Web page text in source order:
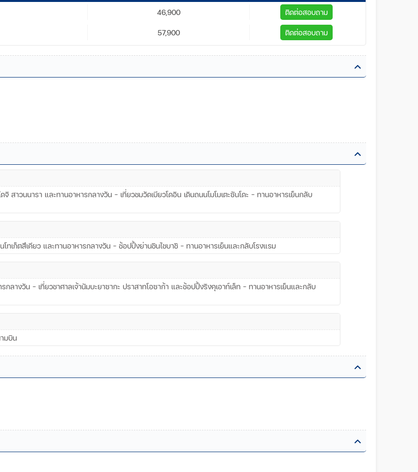
46,900
ติดต่อสอบถาม
57,900 ติดต่อสอบถาม
จิ สาวนนารา และทานอาหารกลางวัน - เที่ยวชมวัดเบียวโดอิน เดินถนนโมโมเตะซันโดะ - ทานอาหารเย็นกลับ
โทเก็ตสึเคียว และทานอาหารกลางวัน - ช้อปปิ้งย่านชินไชบาชิ - ทานอาหารเย็นและกลับโรงแรม
กลางวัน - เที่ยวชาศาลเจ้านัมบะยาซากะ ปราสาทโอซาก้า และช้อปปิ้งริงคุเอาท์เล็ท - ทานอาหารเย็นและกลับ
มบิน